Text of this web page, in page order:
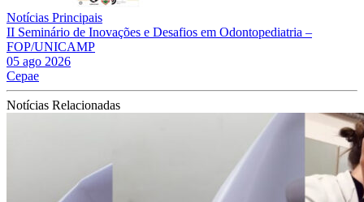
Notícias Principais
II Seminário de Inovações e Desafios em Odontopediatria –
FOP/UNICAMP
05 ago 2026
Cepae
Notícias Relacionadas